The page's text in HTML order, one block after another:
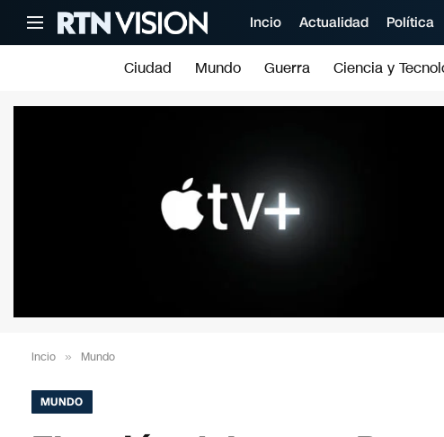
Incio Actualidad Política
Ciudad Mundo Guerra Ciencia y
Incio » Mundo
MUNDO